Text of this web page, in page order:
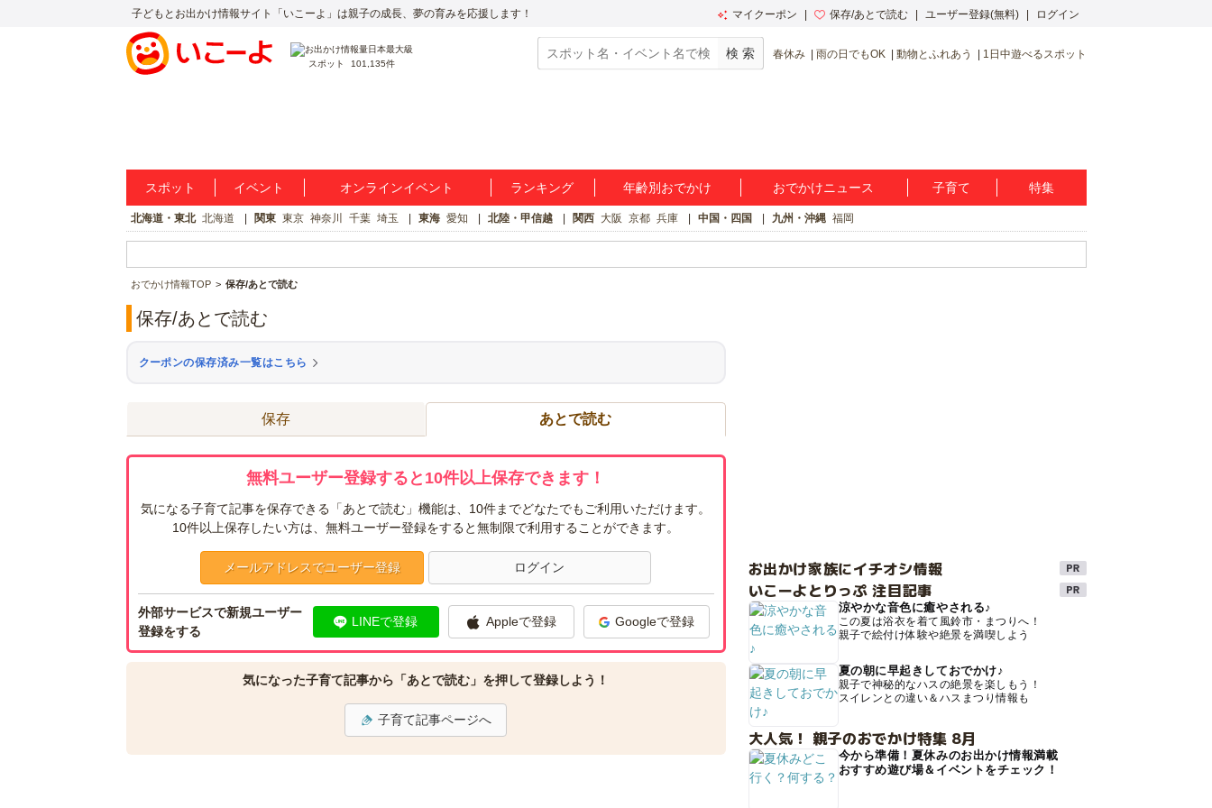
子どもとお出かけ情報サイト「いこーよ」は親子の成長、夢の育みを応援します！ マイクーポン 保存/あとで読む ユーザー登録(無料) ログイン
スポット 101,135件
春休み 雨の日でもOK 動物とふれあう 1日中遊べるスポット
スポット イベント オンラインイベント ランキング 年齢別おでかけ おでかけニュース 子育て 特集
北海道・東北 北海道 関東 東京 神奈川 千葉 埼玉 東海 愛知 北陸・甲信越 関西 大阪 京都 兵庫 中国・四国 九州・沖縄 福岡
おでかけ情報TOP 保存/あとで読む
保存/あとで読む
クーポンの保存済み一覧はこちら
保存 あとで読む
無料ユーザー登録すると10件以上保存できます！
気になる子育て記事を保存できる「あとで読む」機能は、10件までどなたでもご利用いただけます。
10件以上保存したい方は、無料ユーザー登録をすると無制限で利用することができます。
メールアドレスでユーザー登録 ログイン
外部サービスで新規ユーザー
登録をする
LINEで登録 Appleで登録 Googleで登録
気になった子育て記事から「あとで読む」を押して登録しよう！
子育て記事ページへ
お出かけ家族にイチオシ情報
いこーよとりっぷ 注目記事
涼やかな音色に癒やされる♪
この夏は浴衣を着て風鈴市・まつりへ！
親子で絵付け体験や絶景を満喫しよう
夏の朝に早起きしておでかけ♪
親子で神秘的なハスの絶景を楽しもう！
スイレンとの違い＆ハスまつり情報も
大人気！ 親子のおでかけ特集 8月
今から準備！夏休みのお出かけ情報満載
おすすめ遊び場＆イベントをチェック！